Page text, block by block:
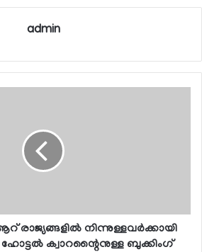
admin
രാജ്യങ്ങളില്‍ നിന്നുള്ളവര്‍ക്കായി
ക്വാറന്റൈനുള്ള ബുക്കിംഗ്